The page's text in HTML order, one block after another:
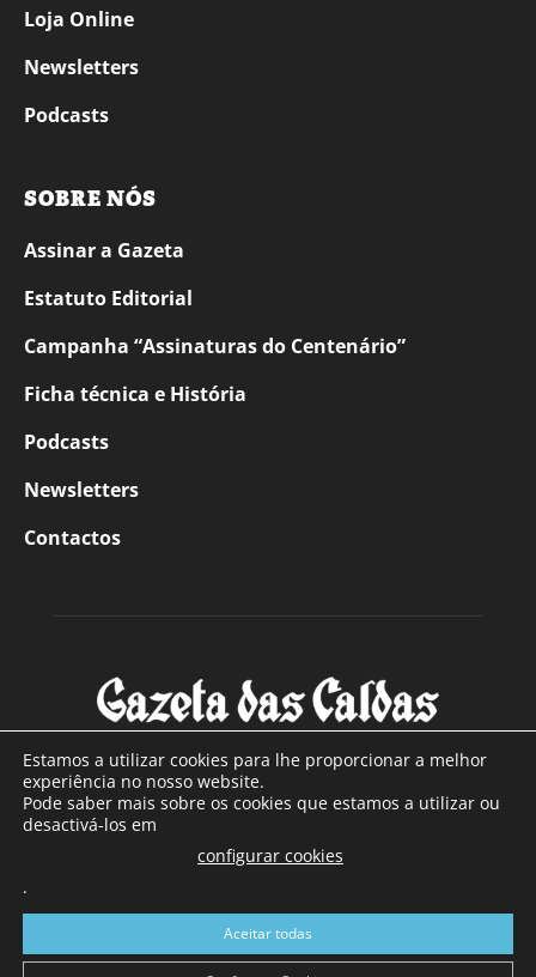
Loja Online
Newsletters
Podcasts
SOBRE NÓS
Assinar a Gazeta
Estatuto Editorial
Campanha “Assinaturas do Centenário”
Ficha técnica e História
Podcasts
Newsletters
Contactos
SOBRE NÓS
Com sede nas Caldas da Rainha e mais de 90 anos de
a sul de distrito de Leiria, com mais de 40.000 leitores por
toda a região Oeste. Jornal com distribuição em Portugal
Continental e assinatura online.
Estamos a utilizar cookies para lhe proporcionar a melhor
experiência no nosso website.
Pode saber mais sobre os cookies que estamos a utilizar ou
desactivá-los em
configurar cookies
.
Aceitar todas